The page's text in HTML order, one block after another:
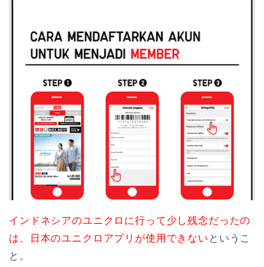
インドネシアのユニクロに行って少し残念だったの
は、日本のユニクロアプリが使用できない というこ
と。